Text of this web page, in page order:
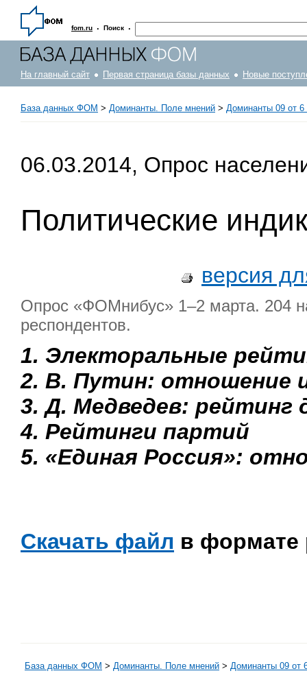
fom.ru · Поиск ·
На главный сайт Первая страница базы данных Новые
База данных ФОМ > Доминанты. Поле мнений > Доминанты 09 от 6
06.03.2014, Опрос
Политические
версия
Опрос «ФОМнибус» 1–2 марта. 204
респондентов.
1. Электоральные
2. В. Путин: отношение
3. Д. Медведев: рейтинг
4. Рейтинги партий
5. «Единая Россия»:
Скачать файл в формате
База данных ФОМ > Доминанты. Поле мнений > Доминанты 09 от